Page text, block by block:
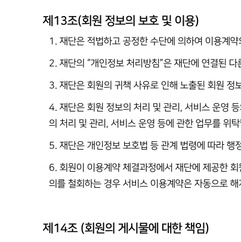
제13조(회원 정보의 보호 및 이용)
1. 재단은 적법하고 공정한 수단에 의하여 이용계
2. 재단의 “개인정보 처리방침”은 재단에 연결된
3. 재단은 회원의 귀책 사유로 인해 노출된 회원 정
4. 재단은 회원 정보의 처리 및 관리, 서비스 운영
의 처리 및 관리, 서비스 운영 등에 관한 업무를 위
5. 재단은 개인정보 보호법 등 관계 법령에 따라 행
6. 회원이 이용계약 체결과정에서 재단에 제공한
의를 철회하는 경우 서비스 이용계약은 자동으로 해
제14조 (회원의 게시물에 대한 책임)